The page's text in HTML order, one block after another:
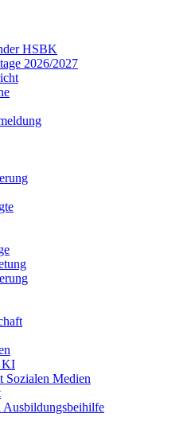
HSBK
2026/2027
KI
Sozialen Medien